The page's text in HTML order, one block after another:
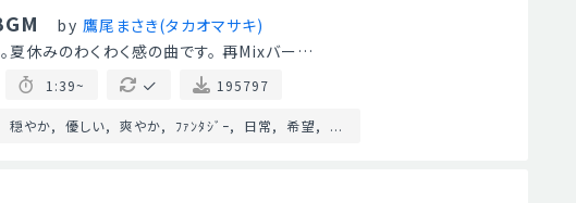
by 鷹尾まさき(タカオマサキ)
夏休みのわくわく感の曲です。 再Mixバー…
1:39~ 195797
穏やか 優しい 爽やか ﾌｧﾝﾀｼﾞｰ 日常 希望 ...